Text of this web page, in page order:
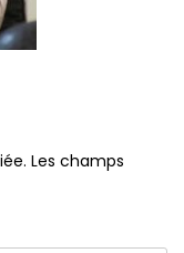
Les champs